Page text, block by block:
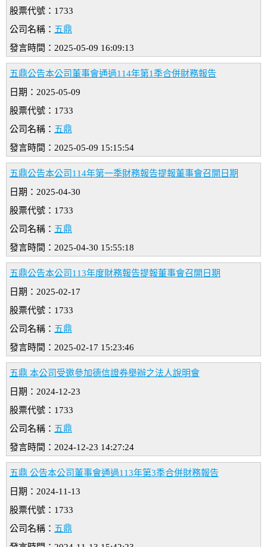
股票代號：1733
公司名稱： 五鼎
發言時間：2025-05-09 16:09:13
五鼎公告本公司董事會通過114年第1季合併財務報告
日期：2025-05-09
股票代號：1733
公司名稱： 五鼎
發言時間：2025-05-09 15:15:54
五鼎公告本公司114年第一季財務報告提報董事會召開日期
日期：2025-04-30
股票代號：1733
公司名稱： 五鼎
發言時間：2025-04-30 15:55:18
五鼎公告本公司113年度財務報告提報董事會召開日期
日期：2025-02-17
股票代號：1733
公司名稱： 五鼎
發言時間：2025-02-17 15:23:46
五鼎 本公司受邀參加德信證券舉辦之法人說明會
日期：2024-12-23
股票代號：1733
公司名稱： 五鼎
發言時間：2024-12-23 14:27:24
五鼎 公告本公司董事會通過113年第3季合併財務報告
日期：2024-11-13
股票代號：1733
公司名稱： 五鼎